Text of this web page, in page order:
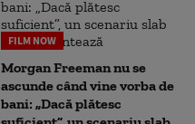
FILM NOW
Morgan Freeman nu se
ascunde când vine vorba de
bani: „Dacă plătesc